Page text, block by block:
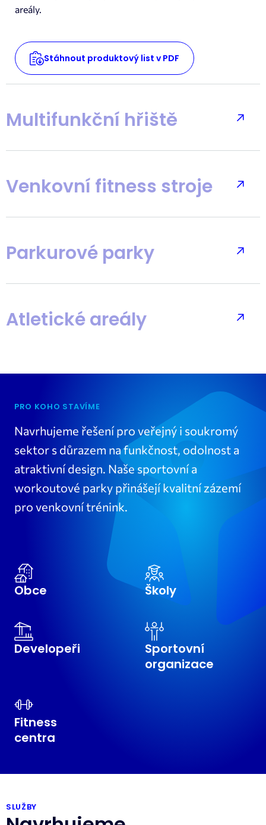
areály.
Stáhnout produktový list v PDF
Multifunkční hřiště
Venkovní fitness stroje
Parkurové parky
Atletické areály
PRO KOHO STAVÍME
Navrhujeme řešení pro veřejný i soukromý
sektor s důrazem na funkčnost, odolnost a
atraktivní design. Naše sportovní a
workoutové parky přinášejí kvalitní zázemí
pro venkovní trénink.
Obce Školy
Developeři
Sportovní
organizace
Fitness
centra
SLUŽBY